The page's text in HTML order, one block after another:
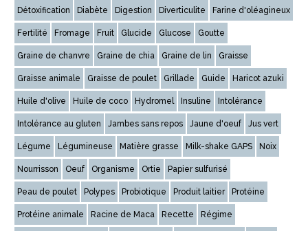
Détoxification Diabète Digestion Diverticulite Farine d'oléagineux
Fertilité Fromage Fruit Glucide Glucose Goutte
Graine de chanvre Graine de chia Graine de lin Graisse
Graisse animale Graisse de poulet Grillade Guide Haricot azuki
Huile d'olive Huile de coco Hydromel Insuline Intolérance
Intolérance au gluten Jambes sans repos Jaune d'oeuf Jus vert
Légume Légumineuse Matière grasse Milk-shake GAPS Noix
Nourrisson Oeuf Organisme Ortie Papier sulfurisé
Peau de poulet Polypes Probiotique Produit laitier Protéine
Protéine animale Racine de Maca Recette Régime